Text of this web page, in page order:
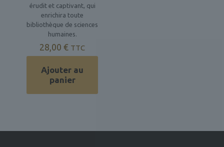
érudit et captivant, qui
enrichira toute
bibliothèque de sciences
humaines.
28,00€ TTC
Ajouter au
panier